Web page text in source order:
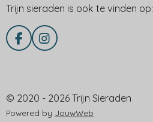
Trijn sieraden is ook te vinden op:
F
a
o
o
I
n
g
r
© 2020 - 2026 Trijn Sieraden
Powered by JouwWeb